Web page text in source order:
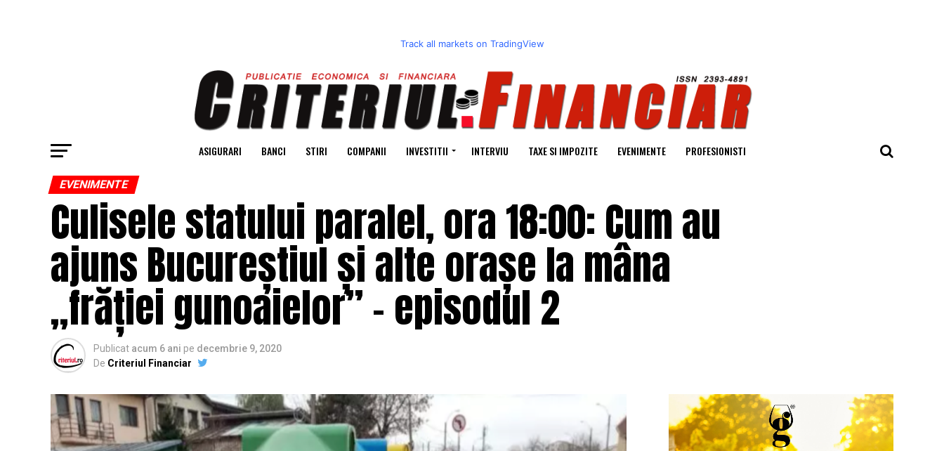
Track all markets on TradingView
ASIGURARI BANCI STIRI COMPANII INVESTITII INTERVIU TAXE SI IMPOZITE EVENIMENTE PROFESIONISTI
EVENIMENTE
Culisele statului paralel, ora 18:00: Cum au
ajuns Bucureștiul și alte orașe la mâna
„frăției gunoaielor” – episodul 2
Publicat acum 6 ani pe decembrie 9, 2020
De Criteriul Financiar